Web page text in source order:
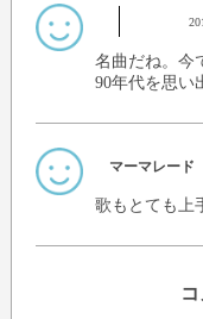
名曲だね。今
90年代を思い
マーマレード
歌もとても上